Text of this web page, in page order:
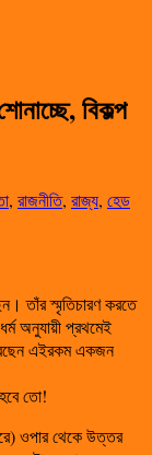
বিকল্প
, রাজনীতি, রাজ্য, হেড
তাঁর স্মৃতিচারণ করতে
অনুযায়ী প্রথমেই
এইরকম একজন
তো!
ওপার থেকে উত্তর